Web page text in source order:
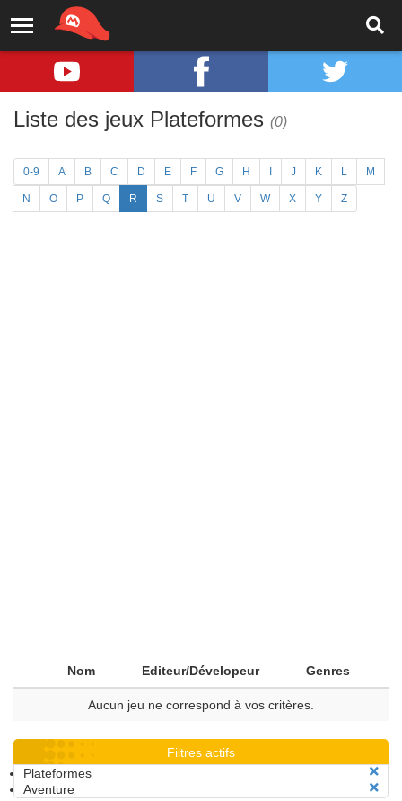
Liste des jeux Plateformes (0)
0-9 A B C D E F G H J K L M
N O P Q R S T U V W X Y Z
Nom Editeur/Dévelopeur Genres
Aucun jeu ne correspond à vos critères.
Filtres actifs
Plateformes
Aventure